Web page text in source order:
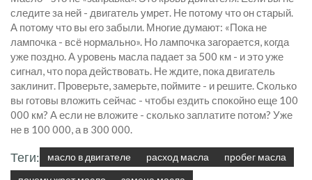
следите за ней - двигатель умрет. Не потому что он старый.
А потому что вы его забыли. Многие думают: «Пока не
лампочка - всё нормально». Но лампочка загорается, когда
уже поздно. А уровень масла падает за 500 км - и это уже
сигнал, что пора действовать. Не ждите, пока двигатель
заклинит. Проверьте, замерьте, поймите - и решите. Сколько
вы готовы вложить сейчас - чтобы ездить спокойно еще 100
000 км? А если не вложите - сколько заплатите потом? Уже
не в 100 000, а в 300 000.
Теги: масло в двигателе расход масла
пробег масла